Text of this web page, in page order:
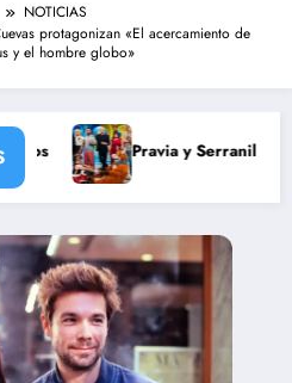
NOTICIAS
protagonizan «El acercamiento de
y el hombre globo»
Pravia y Serranillos se juegan